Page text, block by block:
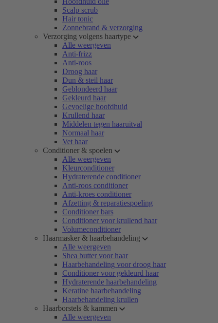
Scalp scrub
Hair tonic
Zonnebrand & verzorging
Verzorging volgens haartype
Alle weergeven
Anti-frizz
Anti-roos
Droog haar
Dun & steil haar
Geblondeerd haar
Gekleurd haar
Gevoelige hoofdhuid
Krullend haar
Middelen tegen haaruitval
Normaal haar
Vet haar
Conditioner & spoelen
Alle weergeven
Kleurconditioner
Hydraterende conditioner
Anti-roos conditioner
Anti-kroes conditioner
Afzetting & reparatiespoeling
Conditioner bars
Conditioner voor krullend haar
Volumeconditioner
Haarmasker & haarbehandeling
Alle weergeven
Shea butter voor haar
Haarbehandeling voor droog haar
Conditioner voor gekleurd haar
Hydraterende haarbehandeling
Keratine haarbehandeling
Haarbehandeling krullen
Haarborstels & kammen
Alle weergeven